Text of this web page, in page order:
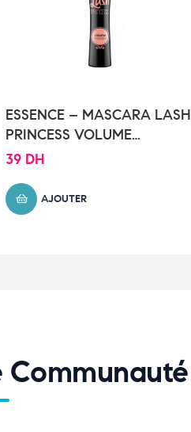
ESSENCE – MASCARA LASH
PRINCESS VOLUME
ESSENCE
39 DH
AJOUTER
Communauté